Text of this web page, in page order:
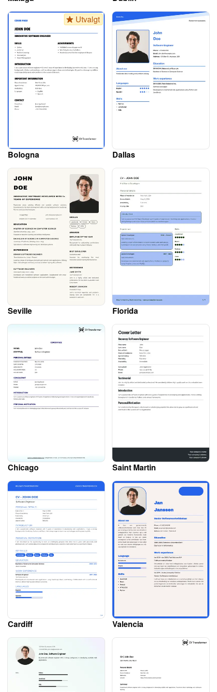
Utvalgt
Bologna Dallas
Seville Florida
Chicago Saint Martin
Cardiff Valencia